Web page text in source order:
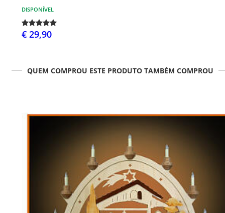
DISPONÍVEL
€ 29,90
QUEM COMPROU ESTE PRODUTO TAMBÉM COMPROU